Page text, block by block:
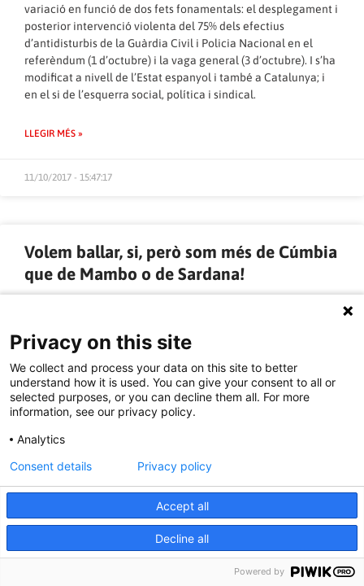
variació en funció de dos fets fonamentals: el desplegament i
posterior intervenció violenta del 75% dels efectius
d’antidisturbis de la Guàrdia Civil i Policia Nacional en el
referèndum (1 d’octubre) i la vaga general (3 d’octubre). I s’ha
modificat a nivell de l’Estat espanyol i també a Catalunya; i
en el si de l’esquerra social, política i sindical.
LLEGIR MÉS »
11/10/2017 - 15:47:17
Volem ballar, si, però som més de Cúmbia
que de Mambo o de Sardana!
de sentir-nos vives però sotmeses al mateix temps. Vives
entre tanta gent, als carrers, defensant escoles, expressant
creativitat sense directrius, exposant els cossos als cops,
regalant-nos emocions, gestos de complicitat, somriures i
plors, en una de les majors mostres d’autoorganització
popular que hem viscut en els últims anys. Però alhora també
ens sentim subjugades quan ens diuen com hem o no hem de
protestar. No volem ballar al so que ens marquen, ni corejar
les consignes que ens dictin els ventrílocs d’ocasió —es
diguin ANC, Òmnium, o els partits que sostenen el Govern—, i
menys abraçar o somriure a uns mossos i uns comandaments,
que sempre ens han apallissat.
LLEGIR MÉS »
Privacy on this site
We collect and process your data on this site to better
understand how it is used. You can give your consent to all or
selected purposes, or you can decline them all. For more
information, see our privacy policy.
Analytics
Accept all
Decline all
Consent details Privacy policy
Powered by